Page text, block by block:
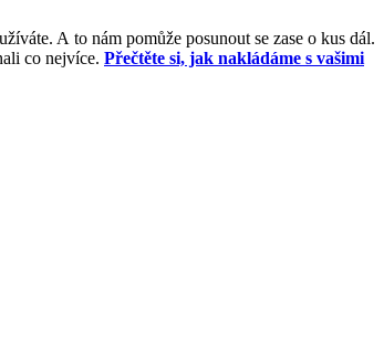
A to nám pomůže posunout se zase o kus dál.
co nejvíce. Přečtěte si, jak nakládáme s vašimi